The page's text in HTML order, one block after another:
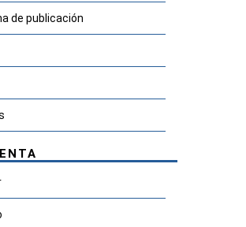
de publicación